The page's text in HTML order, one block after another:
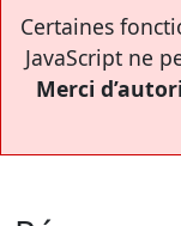
Certaines
JavaScript ne
Merci